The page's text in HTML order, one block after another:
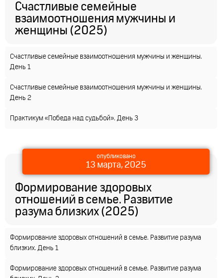
Счастливые семейные
взаимоотношения мужчины и
женщины (2025)
Счастливые семейные взаимоотношения мужчины и женщины.
День 1
Счастливые семейные взаимоотношения мужчины и женщины.
День 2
Практикум «Победа над судьбой». День 3
опубликовано
13 марта, 2025
Формирование здоровых
отношений в семье. Развитие
разума близких (2025)
Формирование здоровых отношений в семье. Развитие разума
близких. День 1
Формирование здоровых отношений в семье. Развитие разума